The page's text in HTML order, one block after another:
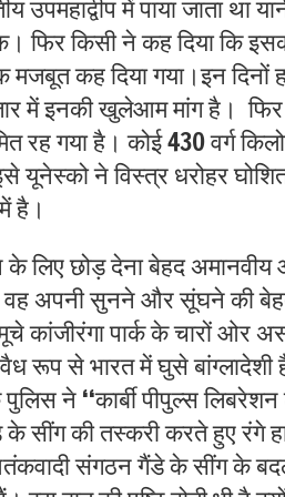
उपमहाद्वीप में पाया जाता था
फिर किसी ने कह दिया कि
कह दिया गया।इन दिनों
में इनकी खुलेआम मांग है।
गया है। कोई 430 वर्ग
यूनेस्को ने विस्त्र धरोहर
है।
लिए छोड़ देना बेहद अमानवीय
अपनी सुनने और सूंघने की
कांजीरंगा पार्क के चारों ओर
रूप से भारत में घुसे
ने ‘‘कार्बी पीपुल्स लिबरेशन
की तस्करी करते हुए रंगे
आतंकवादी संगठन गैंडे के सींग के